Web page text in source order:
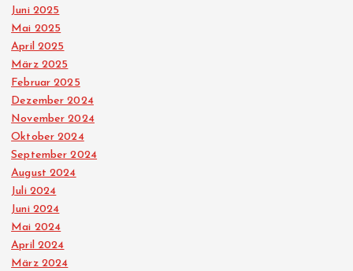
Juni 2025
Mai 2025
April 2025
März 2025
Februar 2025
Dezember 2024
November 2024
Oktober 2024
September 2024
August 2024
Juli 2024
Juni 2024
Mai 2024
April 2024
März 2024